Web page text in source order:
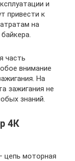
и
привести к
на
часть
внимание
На
зажигания не
знаний.
4К
цепь моторная